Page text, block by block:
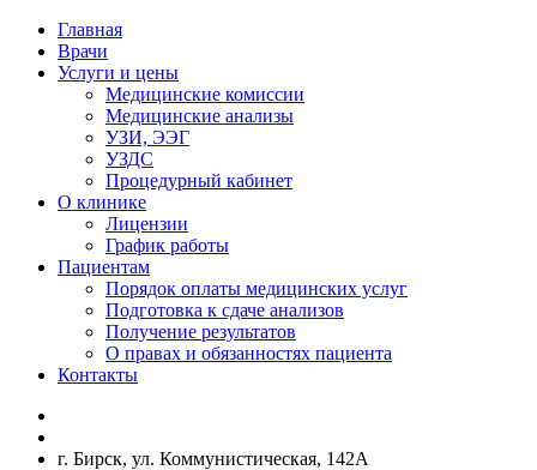
Главная
Врачи
Услуги и цены
Медицинские комиссии
Медицинские анализы
УЗИ, ЭЭГ
УЗДС
Процедурный кабинет
О клинике
Лицензии
График работы
Пациентам
Порядок оплаты медицинских услуг
Подготовка к сдаче анализов
Получение результатов
О правах и обязанностях пациента
Контакты
г. Бирск, ул. Коммунистическая, 142А